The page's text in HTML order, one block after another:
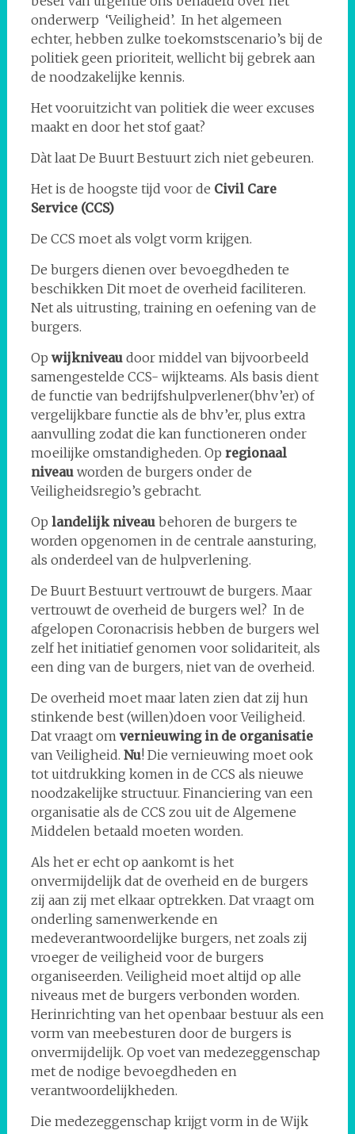
onderwerp ‘Veiligheid’. In het algemeen
echter, hebben zulke toekomstscenario’s bij de
politiek geen prioriteit, wellicht bij gebrek aan
de noodzakelijke kennis.
Het vooruitzicht van politiek die weer excuses
maakt en door het stof gaat?
Dàt laat De Buurt Bestuurt zich niet gebeuren.
Het is de hoogste tijd voor de Civil Care
Service (CCS)
De CCS moet als volgt vorm krijgen.
De burgers dienen over bevoegdheden te
beschikken Dit moet de overheid faciliteren.
Net als uitrusting, training en oefening van de
burgers.
Op wijkniveaudoor middel van bijvoorbeeld
samengestelde CCS- wijkteams. Als basis dient
de functie van bedrijfshulpverlener(bhv’er) of
vergelijkbare functie als de bhv’er, plus extra
aanvulling zodat die kan functioneren onder
moeilijke omstandigheden. Op regionaal
niveauworden de burgers onder de
Veiligheidsregio’s gebracht.
Op landelijk niveaubehoren de burgers te
worden opgenomen in de centrale aansturing,
als onderdeel van de hulpverlening.
De Buurt Bestuurt vertrouwt de burgers. Maar
vertrouwt de overheid de burgers wel? In de
afgelopen Coronacrisis hebben de burgers wel
zelf het initiatief genomen voor solidariteit, als
een ding van de burgers, niet van de overheid.
De overheid moet maar laten zien dat zij hun
stinkende best (willen)doen voor Veiligheid.
Dat vraagt om vernieuwing in de organisatie
van Veiligheid. Nu! Die vernieuwing moet ook
tot uitdrukking komen in de CCS als nieuwe
noodzakelijke structuur. Financiering van een
organisatie als de CCS zou uit de Algemene
Middelen betaald moeten worden.
Als het er echt op aankomt is het
onvermijdelijk dat de overheid en de burgers
zij aan zij met elkaar optrekken. Dat vraagt om
onderling samenwerkende en
medeverantwoordelijke burgers, net zoals zij
vroeger de veiligheid voor de burgers
organiseerden. Veiligheid moet altijd op alle
niveaus met de burgers verbonden worden.
Herinrichting van het openbaar bestuur als een
vorm van meebesturen door de burgers is
onvermijdelijk. Op voet van medezeggenschap
met de nodige bevoegdheden en
verantwoordelijkheden.
Die medezeggenschap krijgt vorm in de Wijk